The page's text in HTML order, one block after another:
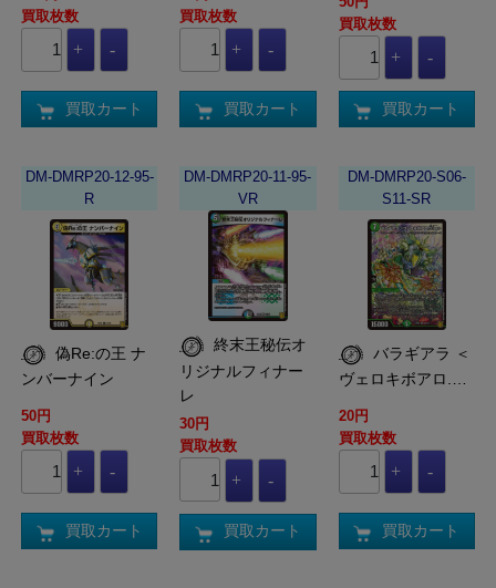
買取枚数
買取カート
買取枚数
買取カート
買取枚数
買取カート
DM-DMRP20-12-95-
R
ンバーナイン
50円
買取枚数
買取カート
DM-DMRP20-11-95-
VR
終末王秘伝オ
リジナルフィナー
レ
30円
買取枚数
買取カート
DM-DMRP20-S06-
S11-SR
ヴェロキボアロ.…
20円
買取枚数
買取カート